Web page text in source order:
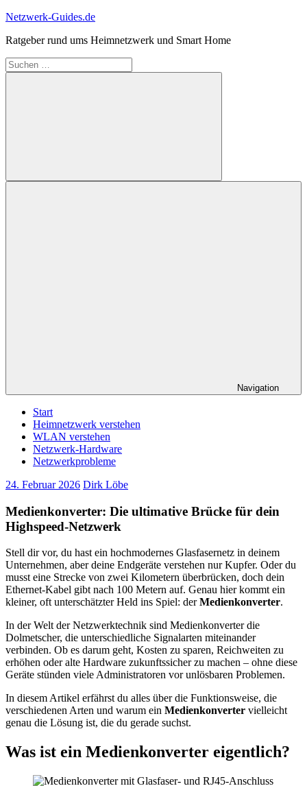
Zum
springen
Netzwerk-Guides.de
Ratgeber rund ums Heimnetzwerk und Smart Home
Suchen
nach:
Suchen
Navigation
Start
Heimnetzwerk verstehen
WLAN verstehen
Netzwerk-Hardware
Netzwerkprobleme
24. Februar 2026 Dirk Löbe
Medienkonverter: Die ultimative Brücke für dein
Highspeed-Netzwerk
Stell dir vor, du hast ein hochmodernes Glasfasernetz in deinem
Unternehmen, aber deine Endgeräte verstehen nur Kupfer. Oder du
musst eine Strecke von zwei Kilometern überbrücken, doch dein
Ethernet-Kabel gibt nach 100 Metern auf. Genau hier kommt ein
kleiner, oft unterschätzter Held ins Spiel: derMedienkonverter.
In der Welt der Netzwerktechnik sind Medienkonverter die
Dolmetscher, die unterschiedliche Signalarten miteinander
verbinden. Ob es darum geht, Kosten zu sparen, Reichweiten zu
erhöhen oder alte Hardware zukunftssicher zu machen – ohne diese
Geräte stünden viele Administratoren vor unlösbaren Problemen.
In diesem Artikel erfährst du alles über die Funktionsweise, die
verschiedenen Arten und warum ein Medienkonverter vielleicht
genau die Lösung ist, die du gerade suchst.
Was ist ein Medienkonverter eigentlich?